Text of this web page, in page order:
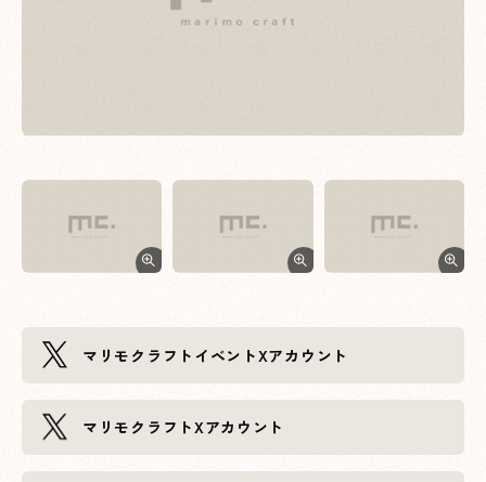
XXXへページ遷移します。
マリモクラフト イベントXアカウント
XXXへページ遷移します。
マリモクラフトXアカウント